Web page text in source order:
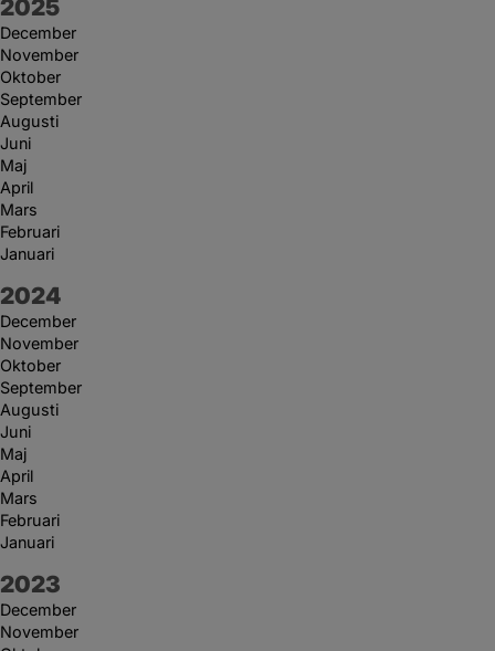
År:
2025
December
November
Oktober
September
Augusti
Juni
Maj
April
Mars
Februari
Januari
År:
2024
December
November
Oktober
September
Augusti
Juni
Maj
April
Mars
Februari
Januari
År:
2023
December
November